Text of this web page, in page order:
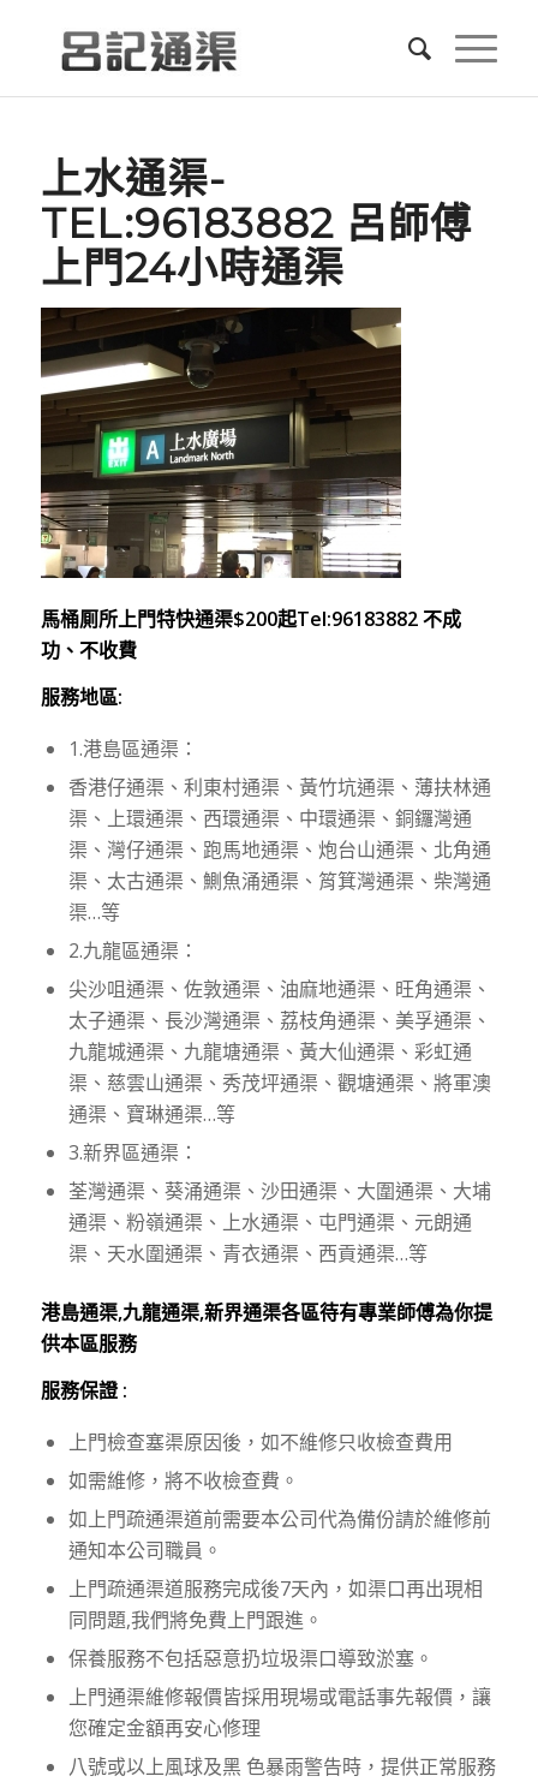
上水通渠-
TEL:96183882 呂師傅
上門24小時通渠
馬桶厠所上門特快通渠$200起Tel:96183882 不成
功、不收費
服務地區:
1.港島區通渠：
香港仔通渠、利東村通渠、黃竹坑通渠、薄扶林通
渠、上環通渠、西環通渠、中環通渠、銅鑼灣通
渠、灣仔通渠、跑馬地通渠、炮台山通渠、北角通
渠、太古通渠、鰂魚涌通渠、筲箕灣通渠、柴灣通
渠…等
2.九龍區通渠：
尖沙咀通渠、佐敦通渠、油麻地通渠、旺角通渠、
太子通渠、長沙灣通渠、荔枝角通渠、美孚通渠、
九龍城通渠、九龍塘通渠、黃大仙通渠、彩虹通
渠、慈雲山通渠、秀茂坪通渠、觀塘通渠、將軍澳
通渠、寶琳通渠…等
3.新界區通渠：
荃灣通渠、葵涌通渠、沙田通渠、大圍通渠、大埔
通渠、粉嶺通渠、上水通渠、屯門通渠、元朗通
渠、天水圍通渠、青衣通渠、西貢通渠…等
港島通渠,九龍通渠,新界通渠各區待有專業師傅為你提
供本區服務
服務保證 :
上門檢查塞渠原因後，如不維修只收檢查費用
如需維修，將不收檢查費。
如上門疏通渠道前需要本公司代為備份請於維修前
通知本公司職員。
上門疏通渠道服務完成後7天內，如渠口再出現相
同問題,我們將免費上門跟進。
保養服務不包括惡意扔垃圾渠口導致淤塞。
上門通渠維修報價皆採用現場或電話事先報價，讓
您確定金額再安心修理
八號或以上風球及黑 色暴雨警告時，提供正常服務